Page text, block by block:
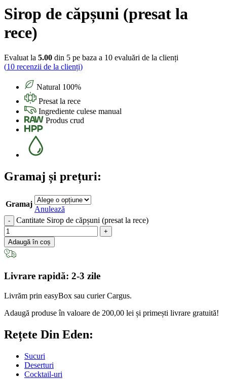
Sirop de căpșuni (presat la
rece)
Evaluat la 5.00 din 5 pe baza a 10 evaluări de la clienți
(10 recenzii de la clienți)
Natural 100%
Presat la rece
Ingrediente culese manual
Produs crud
Gramaj și prețuri:
Gramaj
Anulează
Cantitate Sirop de căpșuni (presat la rece)
Adaugă în coș
Livrare rapidă: 2-3 zile
Livrăm prin easyBox sau curier Cargus.
Adaugă produse în valoare de 200,00 lei și primești livrare gratuită!
Rețete Din Eden:
Sucuri
Deserturi
Cocktail-uri